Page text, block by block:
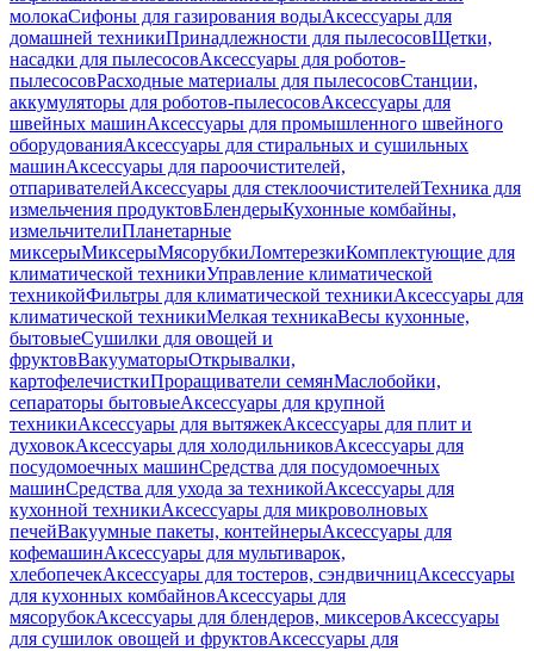
молокаСифоны для газирования водыАксессуары для
домашней техникиПринадлежности для пылесосовЩетки,
насадки для пылесосовАксессуары для роботов-
пылесосовРасходные материалы для пылесосовСтанции,
аккумуляторы для роботов-пылесосовАксессуары для
швейных машинАксессуары для промышленного швейного
оборудованияАксессуары для стиральных и сушильных
машинАксессуары для пароочистителей,
отпаривателейАксессуары для стеклоочистителейТехника для
измельчения продуктовБлендерыКухонные комбайны,
измельчителиПланетарные
миксерыМиксерыМясорубкиЛомтерезкиКомплектующие для
климатической техникиУправление климатической
техникойФильтры для климатической техникиАксессуары для
климатической техникиМелкая техникаВесы кухонные,
бытовыеСушилки для овощей и
фруктовВакууматорыОткрывалки,
картофелечисткиПроращиватели семянМаслобойки,
сепараторы бытовыеАксессуары для крупной
техникиАксессуары для вытяжекАксессуары для плит и
духовокАксессуары для холодильниковАксессуары для
посудомоечных машинСредства для посудомоечных
машинСредства для ухода за техникойАксессуары для
кухонной техникиАксессуары для микроволновых
печейВакуумные пакеты, контейнерыАксессуары для
кофемашинАксессуары для мультиварок,
хлебопечекАксессуары для тостеров, сэндвичницАксессуары
для кухонных комбайновАксессуары для
мясорубокАксессуары для блендеров, миксеровАксессуары
для сушилок овощей и фруктовАксессуары для